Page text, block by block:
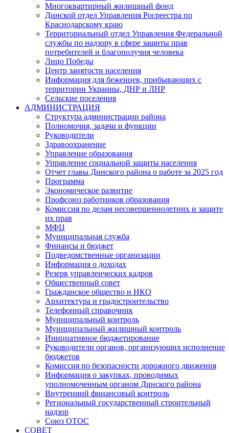
Многоквартирный жилищный фонд
Динской отдел Управления Росреестра по
Краснодарскому краю
Территориальный отдел Управления Федеральной
службы по надзору в сфере защиты прав
потребителей и благополучия человека
Лицо Победы
Центр занятости населения
Информация для беженцев, прибывающих с
территории Украины, ДНР и ЛНР
Сельские поселения
АДМИНИСТРАЦИЯ
Структура администрации района
Полномочия, задачи и функции
Руководители
Здравоохранение
Управление образования
Управление социальной защиты населения
Отчет главы Динского района о работе за 2025 год
Программа
Экономическое развитие
Профсоюз работников образования
Комиссия по делам несовершеннолетних и защите
их прав
МФЦ
Муниципальная служба
Финансы и бюджет
Подведомственные организации
Информация о доходах
Резерв управленческих кадров
Общественный совет
Гражданское общество и НКО
Архитектура и градостроительство
Телефонный справочник
Муниципальный контроль
Муниципальный жилищный контроль
Инициативное бюджетирование
Руководители органов, организующих исполнение
бюджетов
Комиссия по безопасности дорожного движения
Информация о закупках, проводимых
уполномоченным органом Динского района
Внутренний финансовый контроль
Региональный государственный строительный
надзор
Союз ОТОС
СОВЕТ